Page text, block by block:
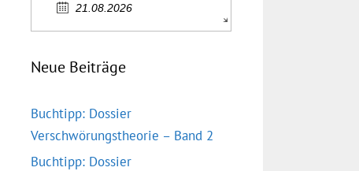
21.08.2026
Neue Beiträge
Buchtipp: Dossier
Verschwörungstheorie – Band 2
Buchtipp: Dossier